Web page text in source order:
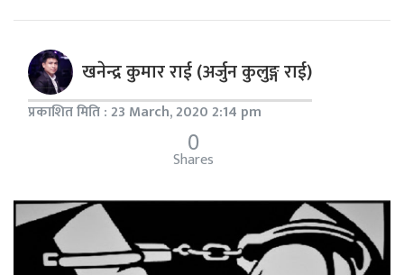
खनेन्द्र कुमार राई (अर्जुन कुलुङ्ग राई)
प्रकाशित मिति : 23 March, 2020 2:14 pm
0
Shares